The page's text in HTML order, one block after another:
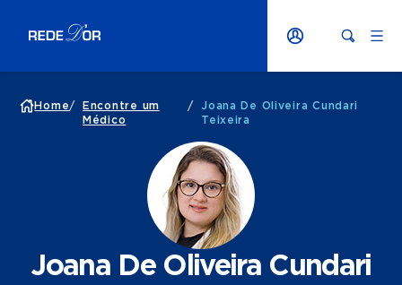
Home/
Encontre um
Médico
/
Joana De Oliveira Cundari
Teixeira
Joana De Oliveira Cundari